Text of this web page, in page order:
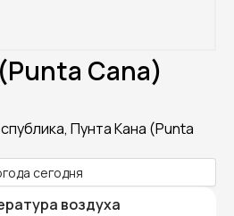
Cana)
Пунта Кана (Punta
сегодня
воздуха